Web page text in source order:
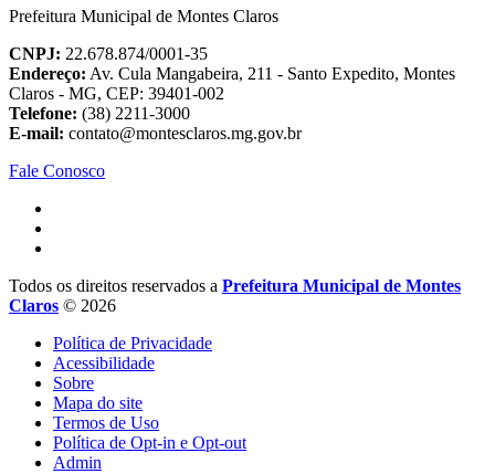
Prefeitura Municipal de Montes Claros
CNPJ: 22.678.874/0001-35
Endereço: Av. Cula Mangabeira, 211 - Santo Expedito, Montes
Claros - MG, CEP: 39401-002
Telefone: (38) 2211-3000
E-mail: contato@montesclaros.mg.gov.br
Fale Conosco
Todos os direitos reservados a Prefeitura Municipal de Montes
Claros © 2026
Política de Privacidade
Acessibilidade
Sobre
Mapa do site
Termos de Uso
Política de Opt-in e Opt-out
Admin